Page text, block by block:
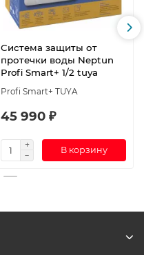
Система защиты от
протечки воды Neptun
Profi Smart+ 1/2 tuya
Profi Smart+ TUYA
45 990 ₽
В корзину